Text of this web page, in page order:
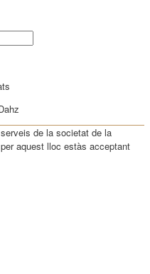
de la societat de la
aquest lloc estàs acceptant